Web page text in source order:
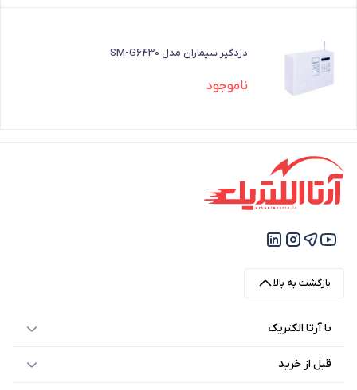
دزدگیر سیماران مدل SM-G6430
ناموجود
بازگشت به بالا
با آرتا الکتریک
قبل از خرید